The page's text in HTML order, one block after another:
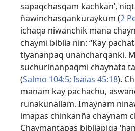
sapaqchasqam kachkan’,
ñawinchasqankuraykum (2
ichaqa niwanchik mana
chaymi biblia nin: “Kay
tiyananpaq unancharqanki.
suchurinanpaqmi chaynata
(Salmo 104:5; Isaias 45:18).
manam kay pachachu,
runakunallam. Imaynam
imapas chinkanña chaynam
Chaymantapas bibliapiqa